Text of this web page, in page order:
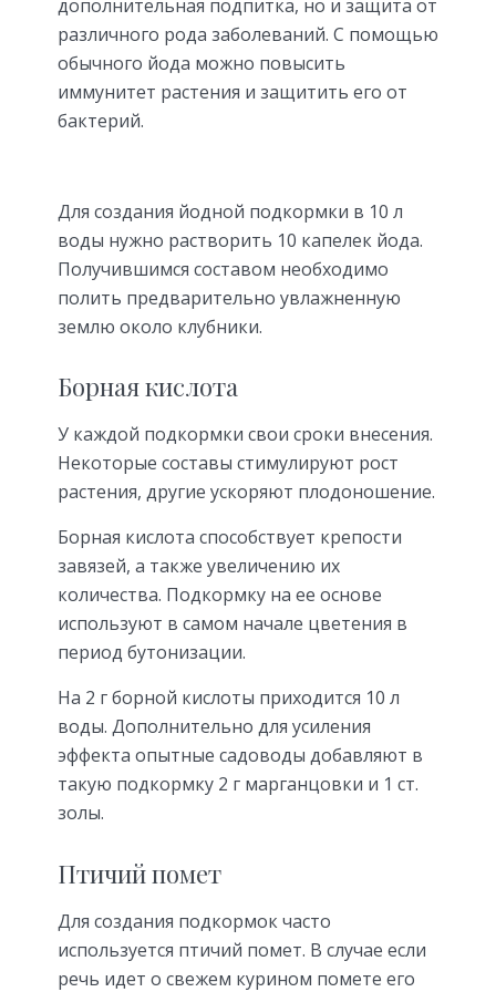
дополнительная подпитка, но и защита от
различного рода заболеваний. С помощью
обычного йода можно повысить
иммунитет растения и защитить его от
бактерий.
Для создания йодной подкормки в 10 л
воды нужно растворить 10 капелек йода.
Получившимся составом необходимо
полить предварительно увлажненную
землю около клубники.
Борная кислота
У каждой подкормки свои сроки внесения.
Некоторые составы стимулируют рост
растения, другие ускоряют плодоношение.
Борная кислота способствует крепости
завязей, а также увеличению их
количества. Подкормку на ее основе
используют в самом начале цветения в
период бутонизации.
На 2 г борной кислоты приходится 10 л
воды. Дополнительно для усиления
эффекта опытные садоводы добавляют в
такую подкормку 2 г марганцовки и 1 ст.
золы.
Птичий помет
Для создания подкормок часто
используется птичий помет. В случае если
речь идет о свежем курином помете его